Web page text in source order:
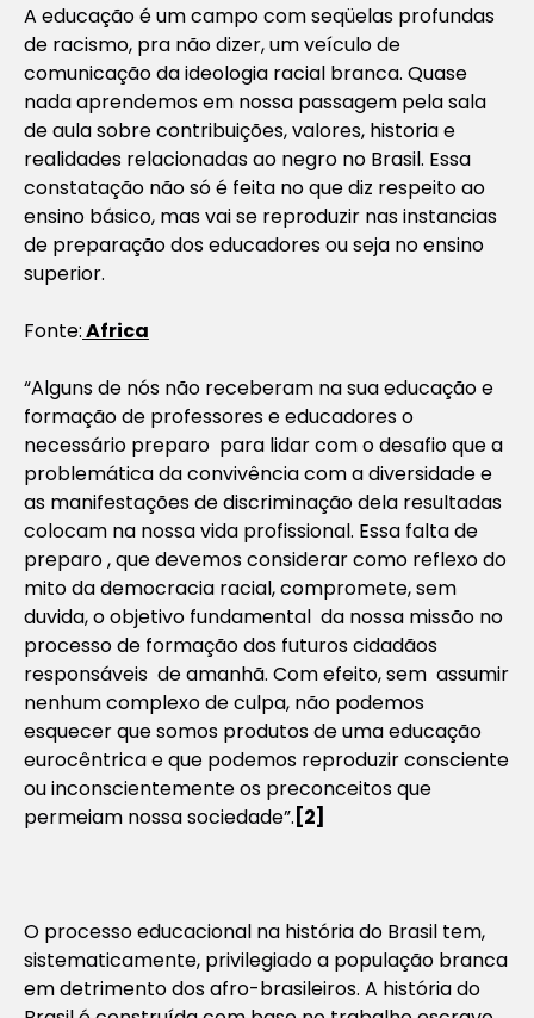
A educação é um campo com seqüelas profundas
de racismo, pra não dizer, um veículo de
comunicação da ideologia racial branca. Quase
nada aprendemos em nossa passagem pela sala
de aula sobre contribuições, valores, historia e
realidades relacionadas ao negro no Brasil. Essa
constatação não só é feita no que diz respeito ao
ensino básico, mas vai se reproduzir nas instancias
de preparação dos educadores ou seja no ensino
superior.
Fonte:Africa
“Alguns de nós não receberam na sua educação e
formação de professores e educadores o
necessário preparo para lidar com o desafio que a
problemática da convivência com a diversidade e
as manifestações de discriminação dela resultadas
colocam na nossa vida profissional. Essa falta de
preparo , que devemos considerar como reflexo do
mito da democracia racial, compromete, sem
duvida, o objetivo fundamental da nossa missão no
processo de formação dos futuros cidadãos
responsáveis de amanhã. Com efeito, sem assumir
nenhum complexo de culpa, não podemos
esquecer que somos produtos de uma educação
eurocêntrica e que podemos reproduzir consciente
ou inconscientemente os preconceitos que
permeiam nossa sociedade”. [2]
O processo educacional na história do Brasil tem,
sistematicamente, privilegiado a população branca
em detrimento dos afro-brasileiros. A história do